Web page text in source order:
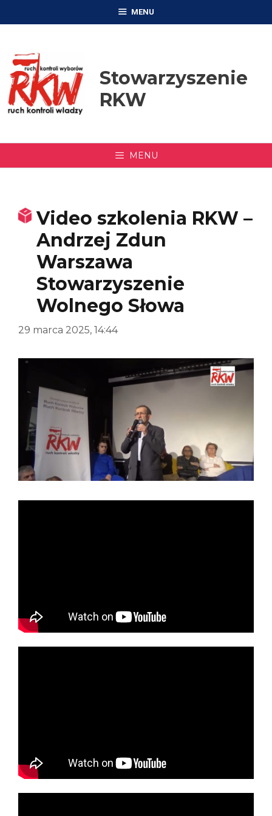
MENU
Stowarzyszenie
RKW
MENU
Video szkolenia RKW –
Andrzej Zdun
Warszawa
Stowarzyszenie
Wolnego Słowa
29 marca 2025, 14:44